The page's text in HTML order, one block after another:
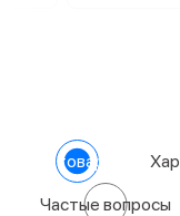
О товаре
Частые вопросы